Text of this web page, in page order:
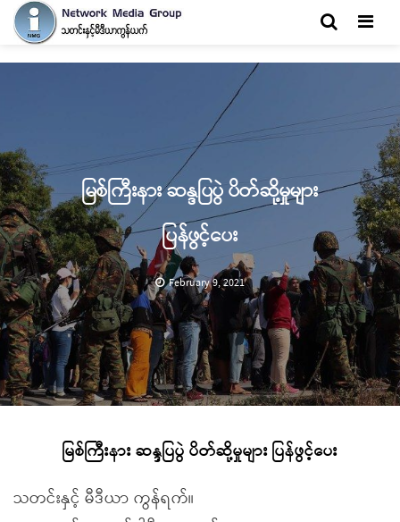
မြစ်ကြီးနား ဆန္ဒပြပွဲ ပိတ်ဆို့မှုများ
ပြန်ဖွင့်ပေး
February 9, 2021
မြစ်ကြီးနား ဆန္ဒပြပွဲ ပိတ်ဆို့မှုများ ပြန်ဖွင့်ပေး
သတင်းနှင့် မီဒီယာ ကွန်ရက်။